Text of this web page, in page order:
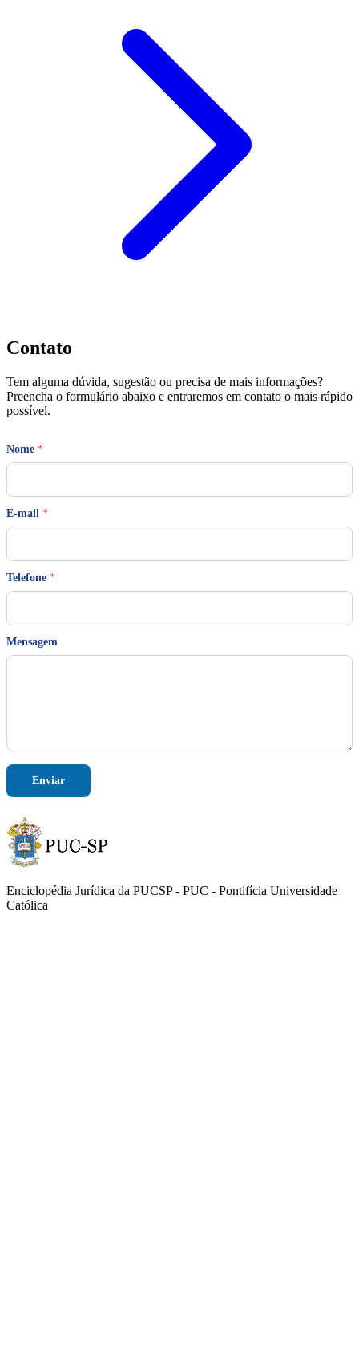
Contato
Tem alguma dúvida, sugestão ou precisa de mais informações?
Preencha o formulário abaixo e entraremos em contato o mais rápido
possível.
M
a
g
e
n
s
g
e
m
E
Nome *
E-mail *
Telefone *
Mensagem
Enviar
Enciclopédia Jurídica da PUCSP - PUC - Pontifícia Universidade
Católica